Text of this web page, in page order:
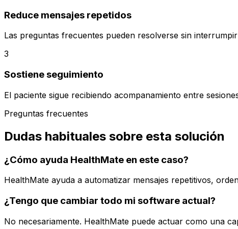
Reduce mensajes repetidos
Las preguntas frecuentes pueden resolverse sin
3
Sostiene seguimiento
El paciente sigue recibiendo acompanamiento entre
Preguntas frecuentes
Dudas habituales sobre esta solución
¿Cómo ayuda HealthMate en este caso?
HealthMate ayuda a automatizar mensajes repetitivos,
¿Tengo que cambiar todo mi software actual?
No necesariamente. HealthMate puede actuar como una